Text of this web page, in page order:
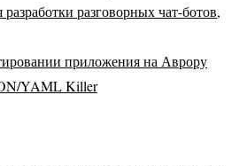
разговорных чат-ботов,
приложения на Аврору
YAML Killer